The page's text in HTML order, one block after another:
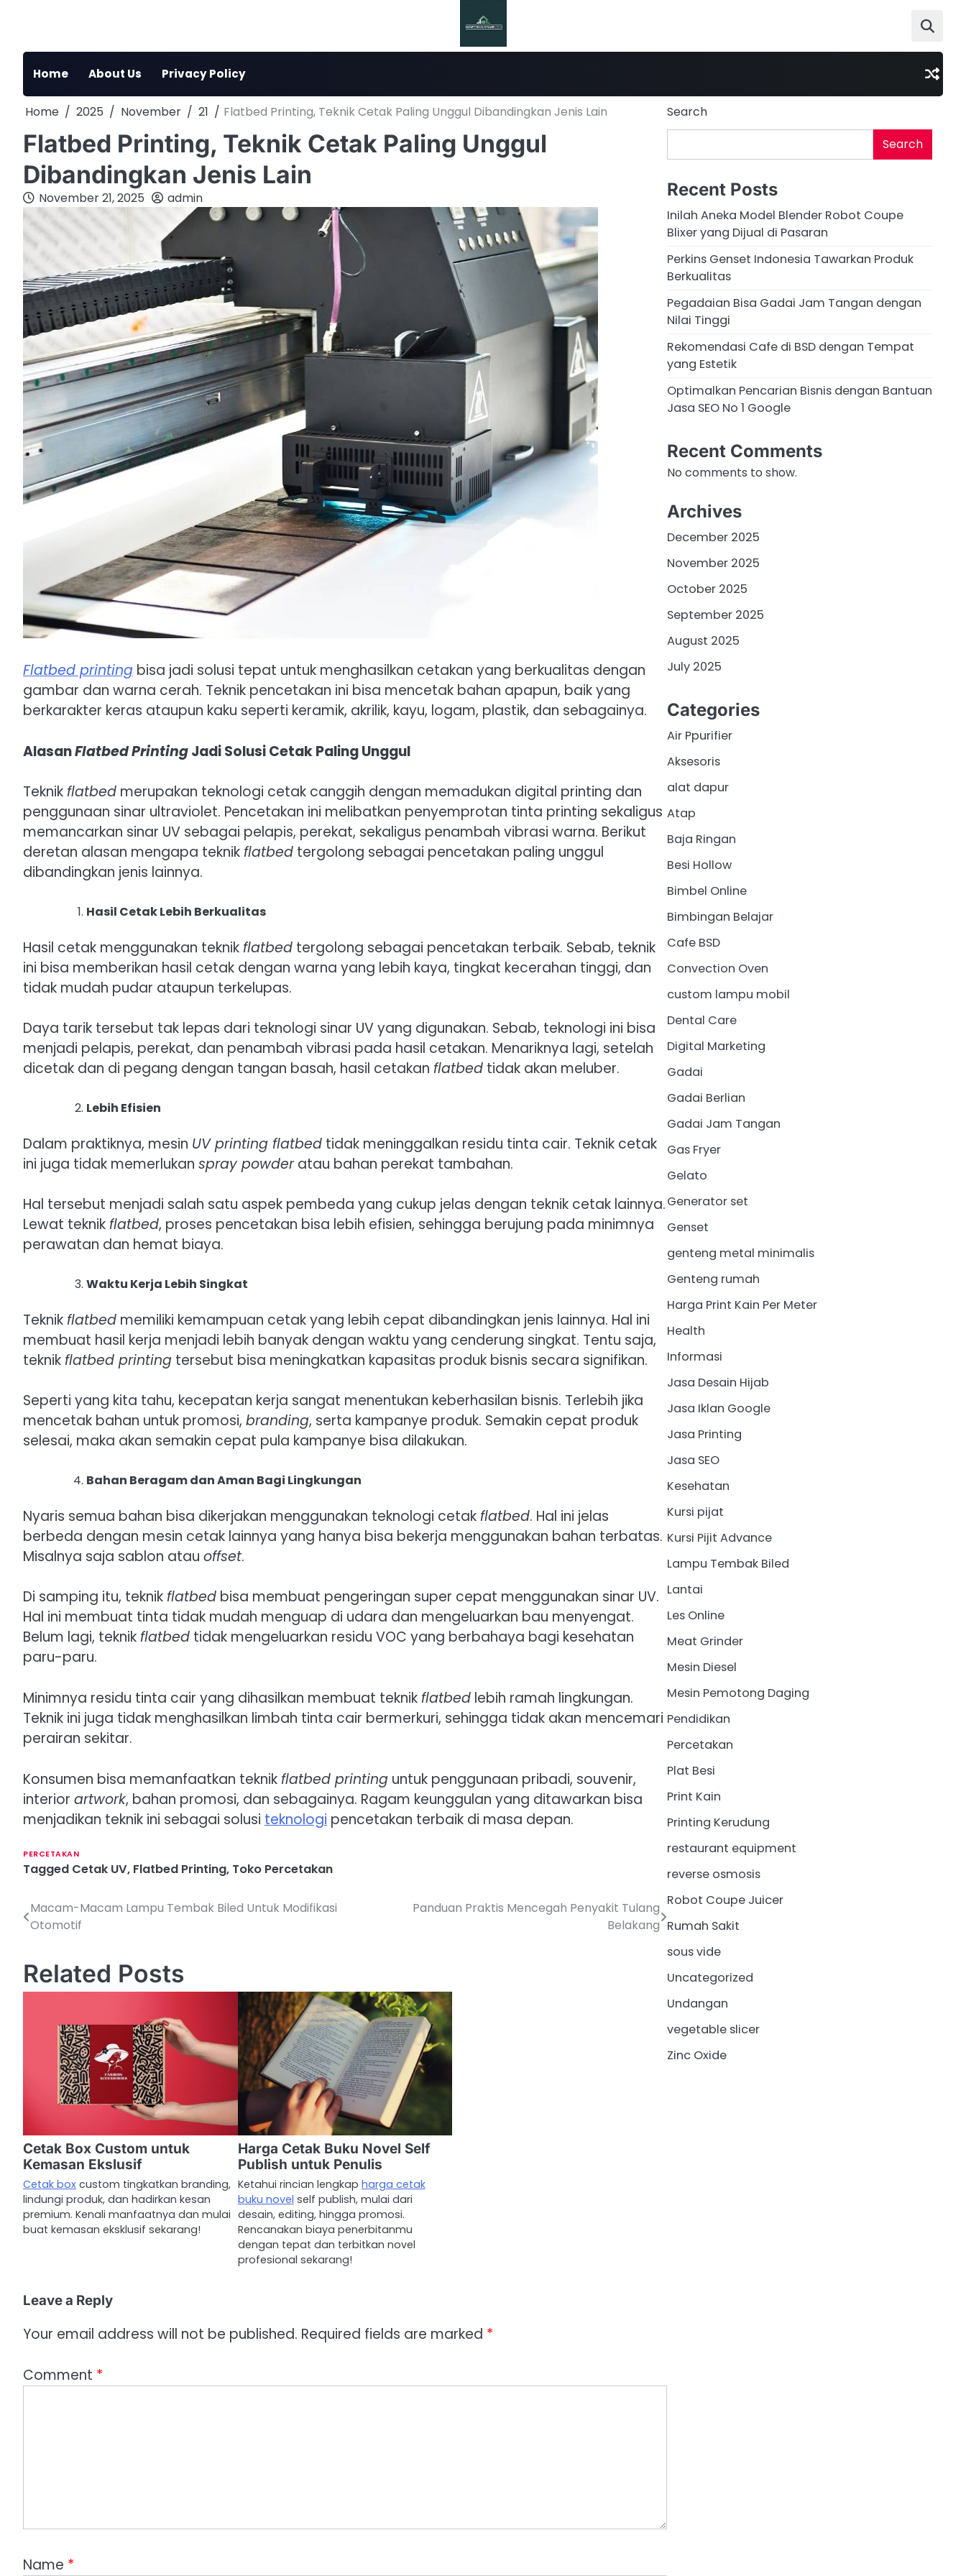
Home About Us Privacy Policy
Home 2025 November 21 Flatbed Printing, Teknik Cetak Paling Unggul Dibandingkan Jenis Lain
Flatbed Printing, Teknik Cetak Paling Unggul
Dibandingkan Jenis Lain
November 21, 2025 admin
Flatbed printing bisa jadi solusi tepat untuk menghasilkan cetakan yang berkualitas dengan
gambar dan warna cerah. Teknik pencetakan ini bisa mencetak bahan apapun, baik yang
berkarakter keras ataupun kaku seperti keramik, akrilik, kayu, logam, plastik, dan sebagainya.
AlasanFlatbed PrintingJadi Solusi Cetak Paling Unggul
Teknik flatbed merupakan teknologi cetak canggih dengan memadukan digital printing dan
penggunaan sinar ultraviolet. Pencetakan ini melibatkan penyemprotan tinta printing sekaligus
memancarkan sinar UV sebagai pelapis, perekat, sekaligus penambah vibrasi warna. Berikut
deretan alasan mengapa teknik flatbed tergolong sebagai pencetakan paling unggul
dibandingkan jenis lainnya.
Hasil Cetak Lebih Berkualitas
Hasil cetak menggunakan teknik flatbed tergolong sebagai pencetakan terbaik. Sebab, teknik
ini bisa memberikan hasil cetak dengan warna yang lebih kaya, tingkat kecerahan tinggi, dan
tidak mudah pudar ataupun terkelupas.
Daya tarik tersebut tak lepas dari teknologi sinar UV yang digunakan. Sebab, teknologi ini bisa
menjadi pelapis, perekat, dan penambah vibrasi pada hasil cetakan. Menariknya lagi, setelah
dicetak dan di pegang dengan tangan basah, hasil cetakan flatbed tidak akan meluber.
Lebih Efisien
Dalam praktiknya, mesin UV printing flatbed tidak meninggalkan residu tinta cair. Teknik cetak
ini juga tidak memerlukan spray powderatau bahan perekat tambahan.
Hal tersebut menjadi salah satu aspek pembeda yang cukup jelas dengan teknik cetak lainnya.
Lewat teknik flatbed, proses pencetakan bisa lebih efisien, sehingga berujung pada minimnya
perawatan dan hemat biaya.
Waktu Kerja Lebih Singkat
Teknik flatbed memiliki kemampuan cetak yang lebih cepat dibandingkan jenis lainnya. Hal ini
membuat hasil kerja menjadi lebih banyak dengan waktu yang cenderung singkat. Tentu saja,
teknik flatbed printing tersebut bisa meningkatkan kapasitas produk bisnis secara signifikan.
Seperti yang kita tahu, kecepatan kerja sangat menentukan keberhasilan bisnis. Terlebih jika
mencetak bahan untuk promosi, branding, serta kampanye produk. Semakin cepat produk
selesai, maka akan semakin cepat pula kampanye bisa dilakukan.
Bahan Beragam dan Aman Bagi Lingkungan
Nyaris semua bahan bisa dikerjakan menggunakan teknologi cetak flatbed. Hal ini jelas
berbeda dengan mesin cetak lainnya yang hanya bisa bekerja menggunakan bahan terbatas.
Misalnya saja sablon atau offset.
Di samping itu, teknik flatbed bisa membuat pengeringan super cepat menggunakan sinar UV.
Hal ini membuat tinta tidak mudah menguap di udara dan mengeluarkan bau menyengat.
Belum lagi, teknik flatbed tidak mengeluarkan residu VOC yang berbahaya bagi kesehatan
paru-paru.
Minimnya residu tinta cair yang dihasilkan membuat teknik flatbed lebih ramah lingkungan.
Teknik ini juga tidak menghasilkan limbah tinta cair bermerkuri, sehingga tidak akan mencemari
perairan sekitar.
Konsumen bisa memanfaatkan teknik flatbed printing untuk penggunaan pribadi, souvenir,
interior artwork, bahan promosi, dan sebagainya. Ragam keunggulan yang ditawarkan bisa
menjadikan teknik ini sebagai solusi teknologi pencetakan terbaik di masa depan.
PERCETAKAN
Tagged Cetak UV, Flatbed Printing, Toko Percetakan
P
s
t
a
t
i
o
Macam-Macam Lampu Tembak Biled Untuk Modifikasi
Otomotif
Panduan Praktis Mencegah Penyakit Tulang
Belakang
Related Posts
Cetak Box Custom untuk
Kemasan Ekslusif
Cetak box custom tingkatkan branding,
lindungi produk, dan hadirkan kesan
premium. Kenali manfaatnya dan mulai
buat kemasan eksklusif sekarang!
Harga Cetak Buku Novel Self
Publish untuk Penulis
Ketahui rincian lengkap harga cetak
buku novel self publish, mulai dari
desain, editing, hingga promosi.
Rencanakan biaya penerbitanmu
dengan tepat dan terbitkan novel
profesional sekarang!
Leave a Reply
Your email address will not be published. Required fields are marked *
Comment *
Name *
Search
Search
Recent Posts
Inilah Aneka Model Blender Robot Coupe
Blixer yang Dijual di Pasaran
Perkins Genset Indonesia Tawarkan Produk
Berkualitas
Pegadaian Bisa Gadai Jam Tangan dengan
Nilai Tinggi
Rekomendasi Cafe di BSD dengan Tempat
yang Estetik
Optimalkan Pencarian Bisnis dengan Bantuan
Jasa SEO No 1 Google
Recent Comments
No comments to show.
Archives
December 2025
November 2025
October 2025
September 2025
August 2025
July 2025
Categories
Air Ppurifier
Aksesoris
alat dapur
Atap
Baja Ringan
Besi Hollow
Bimbel Online
Bimbingan Belajar
Cafe BSD
Convection Oven
custom lampu mobil
Dental Care
Digital Marketing
Gadai
Gadai Berlian
Gadai Jam Tangan
Gas Fryer
Gelato
Generator set
Genset
genteng metal minimalis
Genteng rumah
Harga Print Kain Per Meter
Health
Informasi
Jasa Desain Hijab
Jasa Iklan Google
Jasa Printing
Jasa SEO
Kesehatan
Kursi pijat
Kursi Pijit Advance
Lampu Tembak Biled
Lantai
Les Online
Meat Grinder
Mesin Diesel
Mesin Pemotong Daging
Pendidikan
Percetakan
Plat Besi
Print Kain
Printing Kerudung
restaurant equipment
reverse osmosis
Robot Coupe Juicer
Rumah Sakit
sous vide
Uncategorized
Undangan
vegetable slicer
Zinc Oxide